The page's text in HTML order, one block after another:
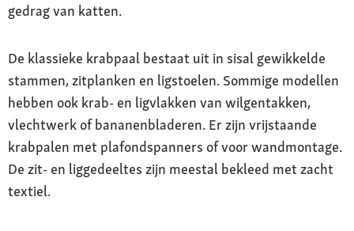
gedrag van katten.
De klassieke krabpaal bestaat uit in sisal gewikkelde
stammen, zitplanken en ligstoelen. Sommige modellen
hebben ook krab- en ligvlakken van wilgentakken,
vlechtwerk of bananenbladeren. Er zijn vrijstaande
krabpalen met plafondspanners of voor wandmontage.
De zit- en liggedeeltes zijn meestal bekleed met zacht
textiel.